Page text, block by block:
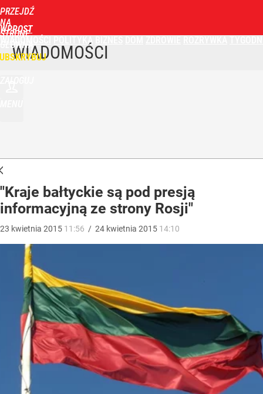
PRZEJDŹ
NA
STRONĘ
GŁÓWNĄ
WPROST
POLITYKA
WIADOMOŚCI
"Kraje bałtyckie są pod presją
informacyjną ze strony Rosji"
23 kwietnia 2015 11:56 / 24 kwietnia 2015 14:10